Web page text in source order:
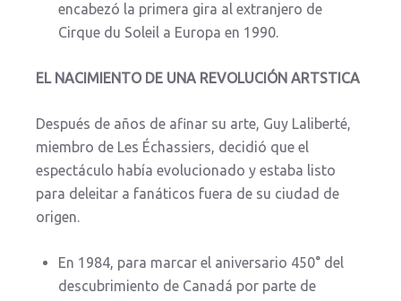
encabezó la primera gira al extranjero de
Cirque du Soleil a Europa en 1990.
EL NACIMIENTO DE UNA REVOLUCIÓN ARTSTICA
Después de años de afinar su arte, Guy Laliberté,
miembro de Les Échassiers, decidió que el
espectáculo había evolucionado y estaba listo
para deleitar a fanáticos fuera de su ciudad de
origen.
En 1984, para marcar el aniversario 450° del
descubrimiento de Canadá por parte de